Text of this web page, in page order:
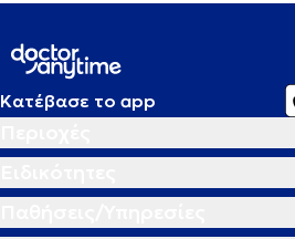
Κατέβασε το app